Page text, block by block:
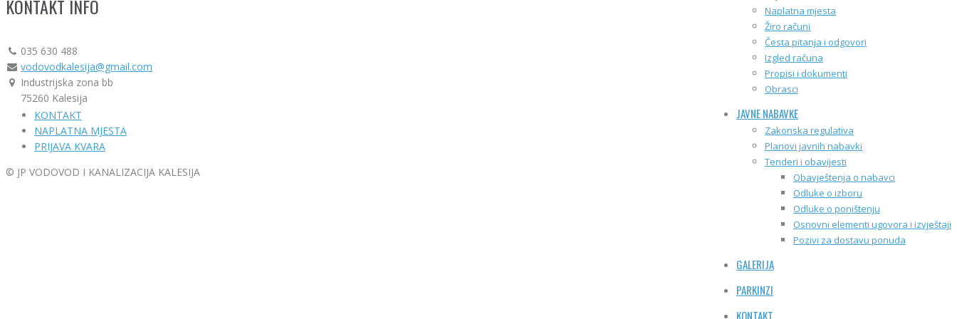
Naplatna mjesta
Žiro računi
Česta pitanja i odgovori
Izgled računa
Propisi i dokumenti
Obrasci
JAVNE NABAVKE
Zakonska regulativa
Planovi javnih nabavki
Tenderi i obavijesti
Obavještenja o nabavci
Odluke o izboru
Odluke o poništenju
Osnovni elementi ugovora i izvještaji
Pozivi za dostavu ponuda
GALERIJA
PARKINZI
KONTAKT
KONTAKT INFO
035 630 488
vodovodkalesija@gmail.com
Industrijska zona bb
75260 Kalesija
KONTAKT
NAPLATNA MJESTA
PRIJAVA KVARA
© JP VODOVOD I KANALIZACIJA KALESIJA